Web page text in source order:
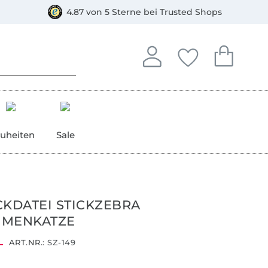
4.87 von 5 Sterne bei Trusted Shops
Anmelden
In deinem Konto
Deine
Du hast keine
Dein
Du hast
Sale
STICKZEBRA
ART.NR.: SZ-149